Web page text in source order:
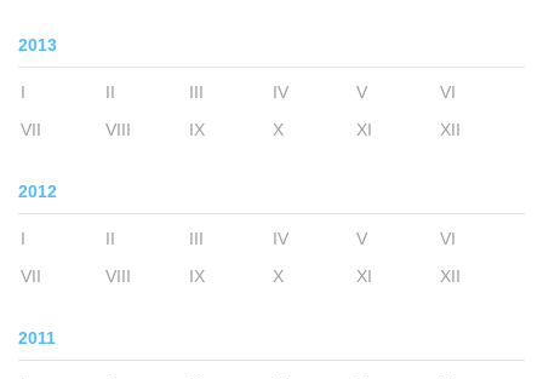
2013
I II III IV V
VI
VII
VIII IX X XI XII
2012
I II III IV V
VI
VII
VIII IX X XI XII
2011